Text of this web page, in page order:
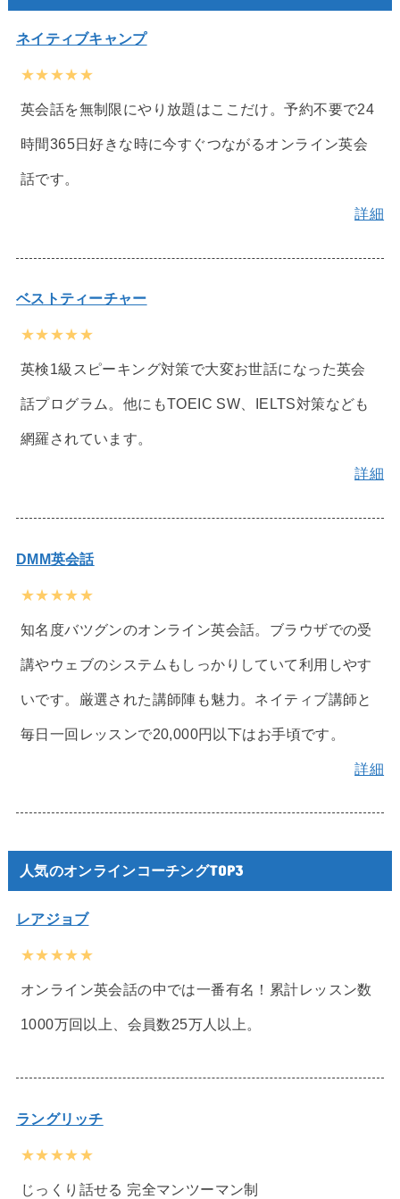
ネイティブキャンプ
★★★★★
英会話を無制限にやり放題はここだけ。予約不要で24
時間365日好きな時に今すぐつながるオンライン英会
話です。
詳細
ベストティーチャー
★★★★★
英検1級スピーキング対策で大変お世話になった英会
話プログラム。他にもTOEIC SW、IELTS対策なども
網羅されています。
詳細
DMM英会話
★★★★★
知名度バツグンのオンライン英会話。ブラウザでの受
講やウェブのシステムもしっかりしていて利用しやす
いです。厳選された講師陣も魅力。ネイティブ講師と
毎日一回レッスンで20,000円以下はお手頃です。
詳細
人気のオンラインコーチングTOP3
レアジョブ
★★★★★
オンライン英会話の中では一番有名！累計レッスン数
1000万回以上、会員数25万人以上。
ラングリッチ
★★★★★
じっくり話せる 完全マンツーマン制